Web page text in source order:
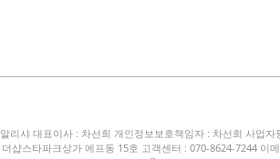
리샤 대표이사 : 차선희 개인정보보호책임자 : 차선희 사업자
샵스타파크상가 에프동 15호 고객센터 : 070-8624-7244 이